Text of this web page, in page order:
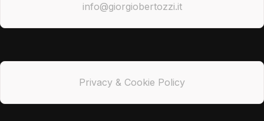
info@giorgiobertozzi.it
Privacy & Cookie Policy